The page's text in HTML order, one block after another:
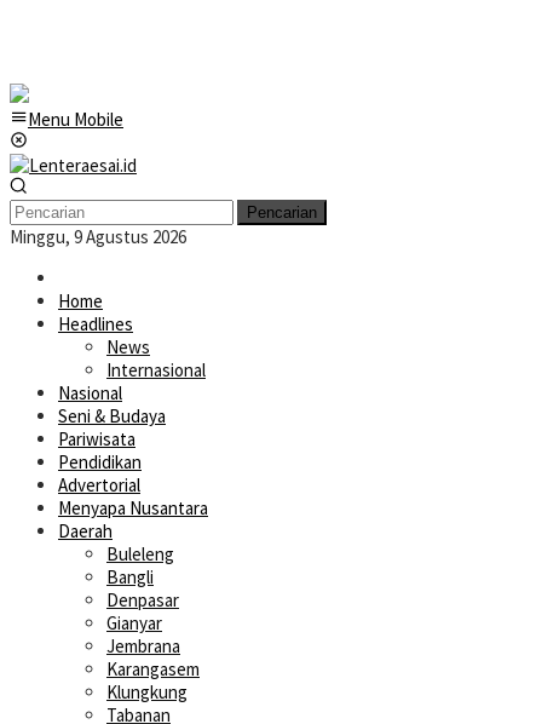
Menu Mobile
Pencarian
Minggu, 9 Agustus 2026
Home
Headlines
News
Internasional
Nasional
Seni & Budaya
Pariwisata
Pendidikan
Advertorial
Menyapa Nusantara
Daerah
Buleleng
Bangli
Denpasar
Gianyar
Jembrana
Karangasem
Klungkung
Tabanan